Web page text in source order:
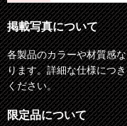
掲載写真について
各製品のカラーや材質感
ります。詳細な仕様につ
ください。
限定品について